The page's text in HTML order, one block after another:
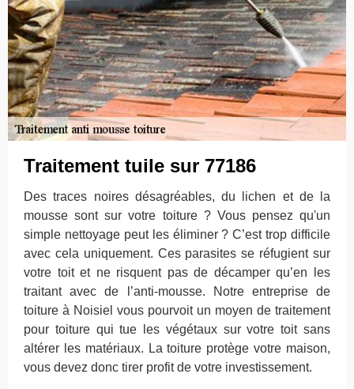
Traitement tuile sur 77186
Des traces noires désagréables, du lichen et de la
mousse sont sur votre toiture ? Vous pensez qu'un
simple nettoyage peut les éliminer ? C’est trop difficile
avec cela uniquement. Ces parasites se réfugient sur
votre toit et ne risquent pas de décamper qu’en les
traitant avec de l’anti-mousse. Notre entreprise de
toiture à Noisiel vous pourvoit un moyen de traitement
pour toiture qui tue les végétaux sur votre toit sans
altérer les matériaux. La toiture protège votre maison,
vous devez donc tirer profit de votre investissement.